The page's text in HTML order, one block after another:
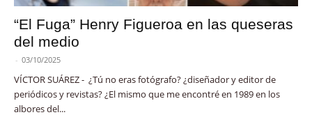
“El Fuga” Henry Figueroa en las queseras
del medio
- 03/10/2025
VÍCTOR SUÁREZ - ¿Tú no eras fotógrafo? ¿diseñador y editor de
periódicos y revistas? ¿El mismo que me encontré en 1989 en los
albores del...